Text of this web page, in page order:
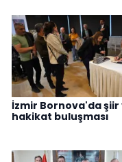
İzmir Bornova'da şiir
hakikat buluşması